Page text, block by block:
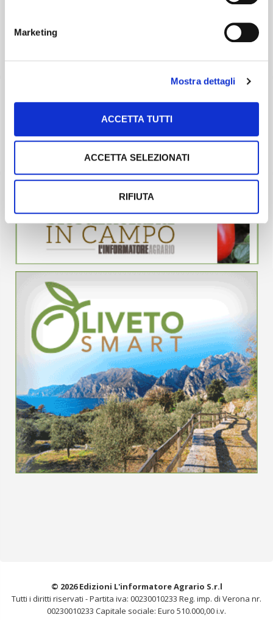
Marketing
Mostra dettagli
ACCETTA TUTTI
ACCETTA SELEZIONATI
RIFIUTA
© 2026 Edizioni L'informatore Agrario S.r.l
Tutti i diritti riservati -Partita iva: 00230010233 Reg. imp. di Verona nr.
00230010233 Capitale sociale: Euro 510.000,00 i.v.